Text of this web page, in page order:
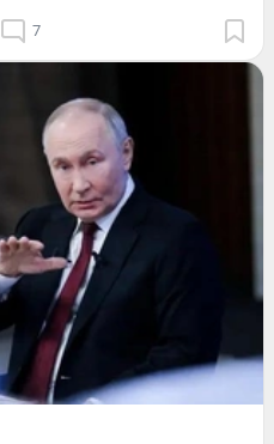
7